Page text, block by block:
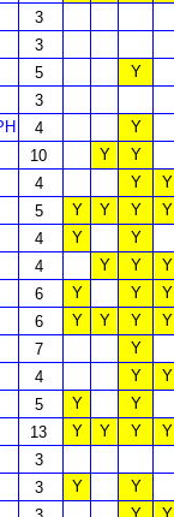
3
3
5 Y
3
4 Y
10 Y Y
4 Y Y
5 Y Y Y Y
4 Y Y
4 Y Y Y
6 Y Y Y
6 Y Y Y Y
7 Y
4 Y Y
5 Y Y
13 Y Y Y Y
3
3 Y Y